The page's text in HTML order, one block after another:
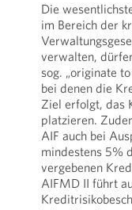
Die
im Bereich der
verwalten,
sog. „originate
bei denen die
Ziel erfolgt, das
platzieren.
AIF auch bei
mindestens 5%
vergebenen
AIFMD II führt